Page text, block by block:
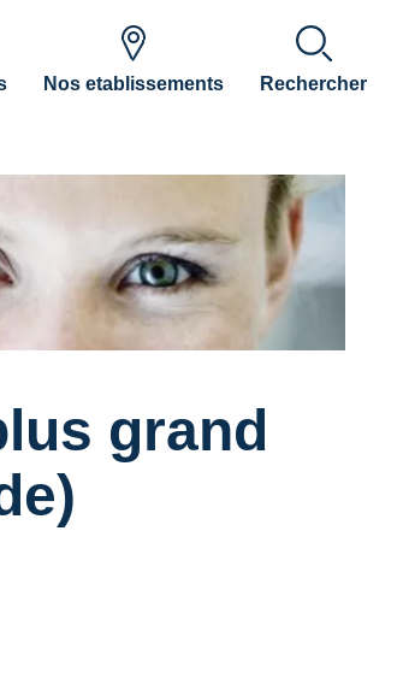
Nos etablissements Rechercher
grand